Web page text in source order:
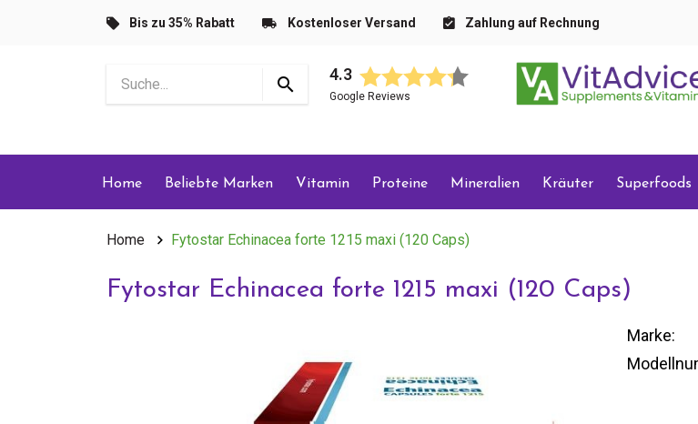
Bis zu 35% Rabatt Kostenloser Versand Zahlung auf Rechnung
4.3
Google Reviews
Home Beliebte Marken Vitamin Proteine Mineralien Kräuter Superfoods
Home Fytostar Echinacea forte 1215 maxi (120 Caps)
Fytostar Echinacea forte 1215 maxi (120 Caps)
Marke: